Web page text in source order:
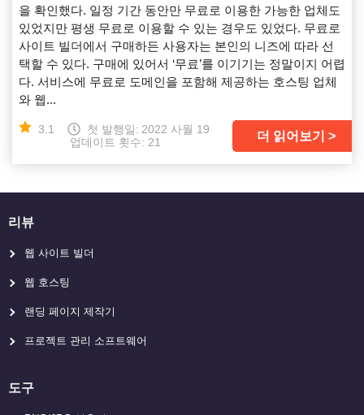
을 확인했다. 일정 기간 동안만 무료로 이용한 가능한 업체도
있었지만 평생 무료로 이용할 수 있는 경우도 있었다. 무료로
사이트 빌더에서 구매하든 사용자는 본인의 니즈에 따라 선
택할 수 있다. 구매에 있어서 ‘무료’를 이기기는 정말이지 어렵
다. 서비스에 무료로 도메인을 포함해 제공하는 호스팅 업체
와 웹...
3.1 첫 발행일: 2022 사월 19
업데이트 횟수: 21
더 읽어보기
리뷰
웹 사이트 빌더
웹 호스팅
랜딩 페이지 제작기
프로젝트 관리 소프트웨어
도구